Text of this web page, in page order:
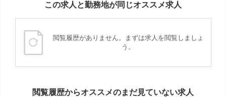
この求人と勤務地が同じオススメ求人
閲覧履歴がありません。まずは求人を閲覧しましょ
う。
閲覧履歴からオススメのまだ見ていない求人